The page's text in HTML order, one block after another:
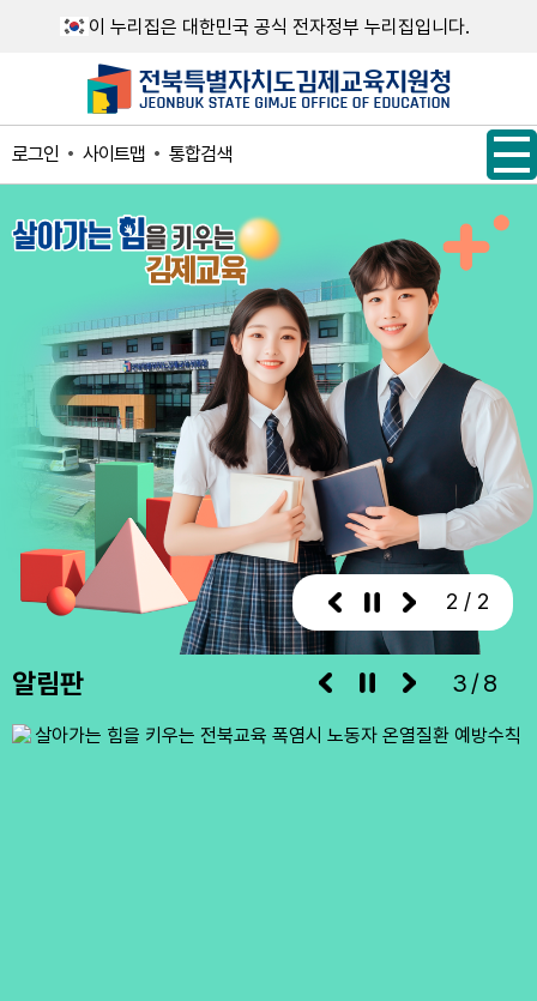
이 누리집은 대한민국 공식 전자정부 누리집입니다.
로그인 사이트맵 통합검색
1 / 2
알림판 3/8